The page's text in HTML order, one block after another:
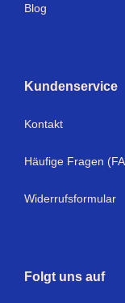
Blog
Kundenservice
Kontakt
Häufige Fragen
Widerrufsformular
Folgt uns auf